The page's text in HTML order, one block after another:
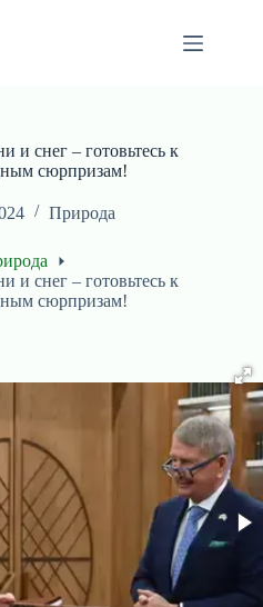
и снег – готовьтесь к
сюрпризам!
Природа
и снег – готовьтесь к
сюрпризам!